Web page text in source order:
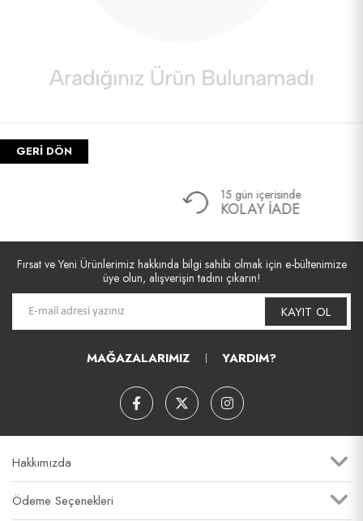
GERI DÖN
15 gün içerisinde
KOLAY İADE
Fırsat ve Yeni Ürünlerimiz hakkında bilgi sahibi olmak için e-bültenimize
üye olun, alışverişin tadını çıkarın!
KAYIT OL
MAĞAZALARIMIZ YARDIM?
Hakkımızda
Ödeme Seçenekleri